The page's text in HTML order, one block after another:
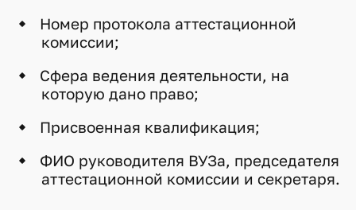
Номер протокола аттестационной
комиссии;
Сфера ведения деятельности, на
которую дано право;
Присвоенная квалификация;
ФИО руководителя ВУЗа, председателя
аттестационной комиссии и секретаря.